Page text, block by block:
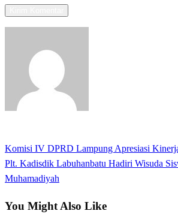
Navigasi
pos
Previous
Post
Komisi IV DPRD Lampung Apresiasi
Next
Post
Plt. Kadisdik Labuhanbatu Hadiri Wisuda
Muhamadiyah
You Might Also Like